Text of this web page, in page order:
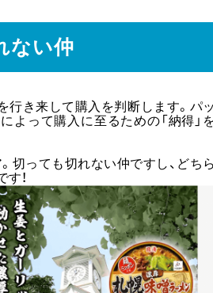
ない仲
行き来して購入を判断します。パ
よって購入に至るための「納得」
切っても切れない仲ですし、どち
！